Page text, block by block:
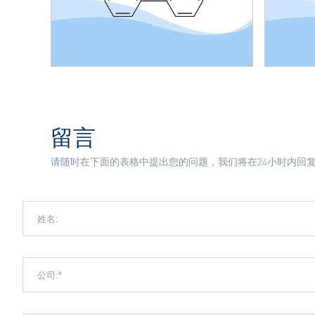
留言
请随时在下面的表格中提出您的问题，我们将在24小时内回